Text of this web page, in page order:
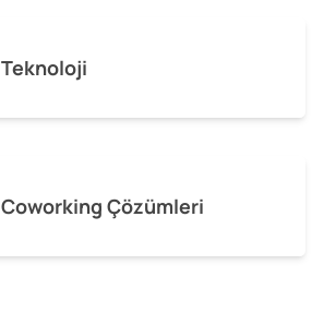
Teknoloji
Coworking Çözümleri